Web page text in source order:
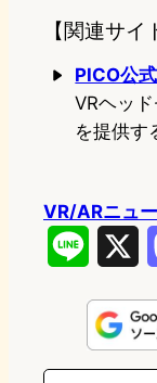
【関連サイ
PICO公
VRヘッ
を提供す
VR/ARニュ
n
e